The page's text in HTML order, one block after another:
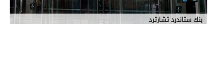
بنك ستاندرد تشارترد